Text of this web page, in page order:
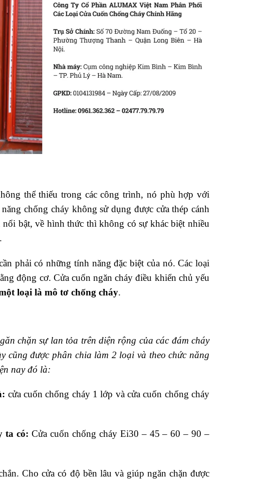
thể thiếu trong các công trình, nó phù hợp với
chống cháy không sử dụng được cửa thép cánh
bật, về hình thức thì không có sự khác biệt nhiều
phải có những tính năng đặc biệt của nó. Các loại
động cơ. Cửa cuốn ngăn cháy điều khiển chủ yếu
loại là mô tơ chống cháy.
chặn sự lan tỏa trên diện rộng của các đám cháy
cũng được phân chia làm 2 loại và theo chức năng
nay đó là:
cửa cuốn chống cháy 1 lớp và cửa cuốn chống cháy
ta có: Cửa cuốn chống cháy Ei30 – 45 – 60 – 90 –
Cho cửa có độ bền lâu và giúp ngăn chặn được